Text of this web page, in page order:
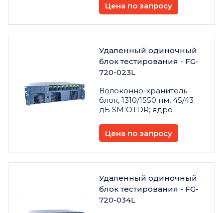
Цена по запросу
Удаленный одиночный
блок тестирования - FG-
720-023L
Волоконно-хранитель
блок, 1310/1550 нм, 45/43
дБ SM OTDR; ядро
Цена по запросу
Удаленный одиночный
блок тестирования - FG-
720-034L